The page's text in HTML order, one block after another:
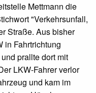
Mettmann die
"Verkehrsunfall,
Straße. Aus bisher
in Fahrtrichtung
prallte dort mit
LKW-Fahrer verlor
und kam im